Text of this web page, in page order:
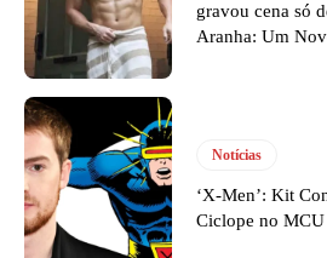
gravou cena só
Aranha: Um
Notícias
‘X-Men’: Kit
Ciclope no MCU